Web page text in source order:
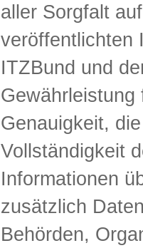
aller Sorgfalt
veröffentlichten
ITZBund und
Genauigkeit,
Vollständigkeit
Informationen
zusätzlich
Behörden,